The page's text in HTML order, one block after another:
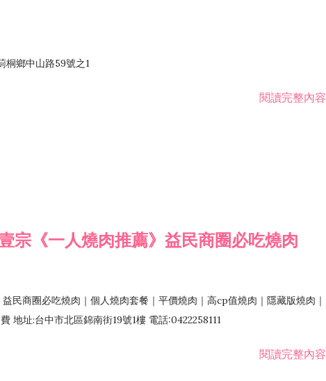
桐鄉中山路59號之1
閱讀完整內容
宗《一人燒肉推薦》益民商圈必吃燒肉
民商圈必吃燒肉｜個人燒肉套餐｜平價燒肉｜高cp值燒肉｜隱藏版燒肉｜
地址:台中市北區錦南街19號1樓 電話:0422258111
閱讀完整內容